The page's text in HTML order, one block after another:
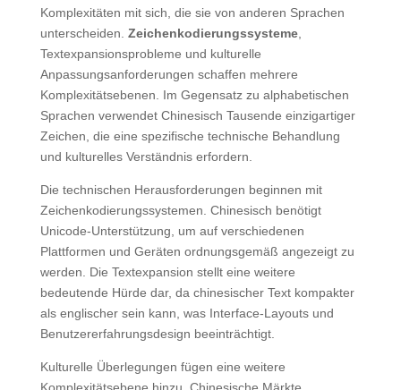
Komplexitäten mit sich, die sie von anderen Sprachen
unterscheiden. Zeichenkodierungssysteme,
Textexpansionsprobleme und kulturelle
Anpassungsanforderungen schaffen mehrere
Komplexitätsebenen. Im Gegensatz zu alphabetischen
Sprachen verwendet Chinesisch Tausende einzigartiger
Zeichen, die eine spezifische technische Behandlung
und kulturelles Verständnis erfordern.
Die technischen Herausforderungen beginnen mit
Zeichenkodierungssystemen. Chinesisch benötigt
Unicode-Unterstützung, um auf verschiedenen
Plattformen und Geräten ordnungsgemäß angezeigt zu
werden. Die Textexpansion stellt eine weitere
bedeutende Hürde dar, da chinesischer Text kompakter
als englischer sein kann, was Interface-Layouts und
Benutzererfahrungsdesign beeinträchtigt.
Kulturelle Überlegungen fügen eine weitere
Komplexitätsebene hinzu. Chinesische Märkte